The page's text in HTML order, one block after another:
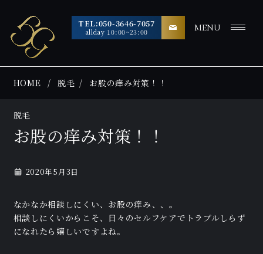
TEL:050-3646-7057
allday 10:00~23:00 MENU
HOME 脱毛 お股の痒み対策！！
脱毛
お股の痒み対策！！
2020年5月3日
なかなか相談しにくい、お股の痒み、、。
相談しにくいからこそ、日々のセルフケアでトラブルしらず
になれたら嬉しいですよね。